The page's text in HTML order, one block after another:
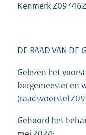
Kenmerk
DE RAAD VAN DE
Gelezen het
burgemeester en
(raadsvoorstel
Gehoord het